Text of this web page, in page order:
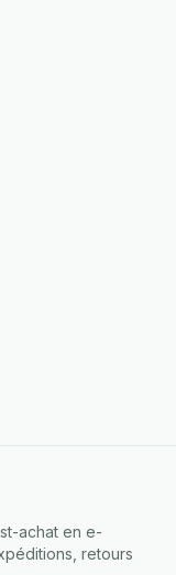
achat en e-
retours